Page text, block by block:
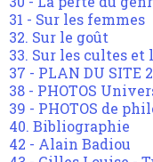
31 - Sur les femmes
32. Sur le goût
33. Sur les cultes et
37 - PLAN DU SITE
38 - PHOTOS
39 - PHOTOS de
40. Bibliographie
42 - Alain Badiou